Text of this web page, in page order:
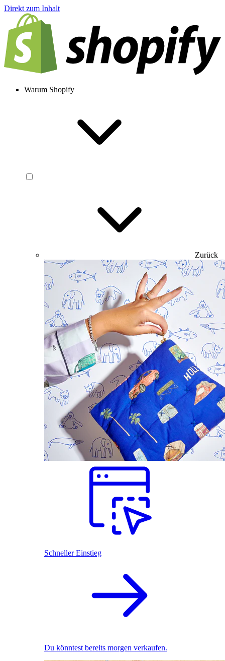
Direkt zum Inhalt
Warum Shopify
Zurück
Schneller Einstieg
Du könntest bereits morgen verkaufen.